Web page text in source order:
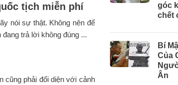
tịch miễn phí
nói sự thật. Không nên để
trả lời không đúng ...
cũng phải đối diện với cảnh
góc
chết
Bí
Của
Ân